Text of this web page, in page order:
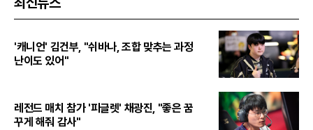
'캐니언' 김건부, "쉬바나, 조합 맞추는 과정
난이도 있어"
레전드 매치 참가 '피글렛' 채광진, "좋은 꿈
꾸게 해줘 감사"